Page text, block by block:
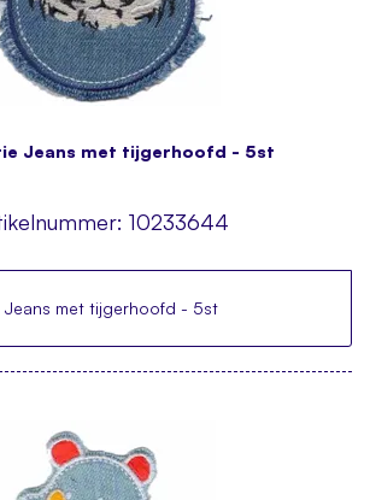
Jeans met tijgerhoofd - 5st
10233644
Jeans met tijgerhoofd - 5st